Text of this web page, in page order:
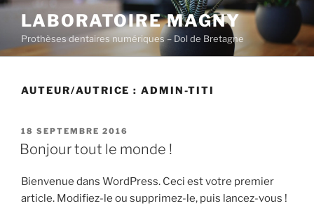
Aller
contenu
principal
LABORATOIRE MAGNY
Prothèses dentaires numériques – Dol de Bretagne
AUTEUR/AUTRICE :ADMIN-TITI
PUBLIÉ
LE
18 SEPTEMBRE 2016
Bonjour tout le monde !
Bienvenue dans WordPress. Ceci est votre premier
article. Modifiez-le ou supprimez-le, puis lancez-vous !